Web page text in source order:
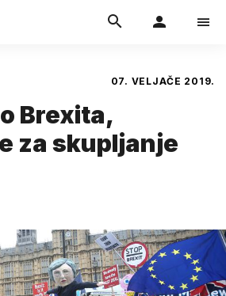
07. VELJAČE 2019.
Brexita,
za skupljanje